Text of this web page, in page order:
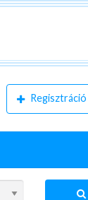
Regisztráció